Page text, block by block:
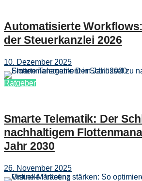
Automatisierte
der Steuerkanzlei 2026
10. Dezember 2025
Ratgeber
Smarte Telematik: Der
nachhaltigem
Jahr 2030
26. November 2025